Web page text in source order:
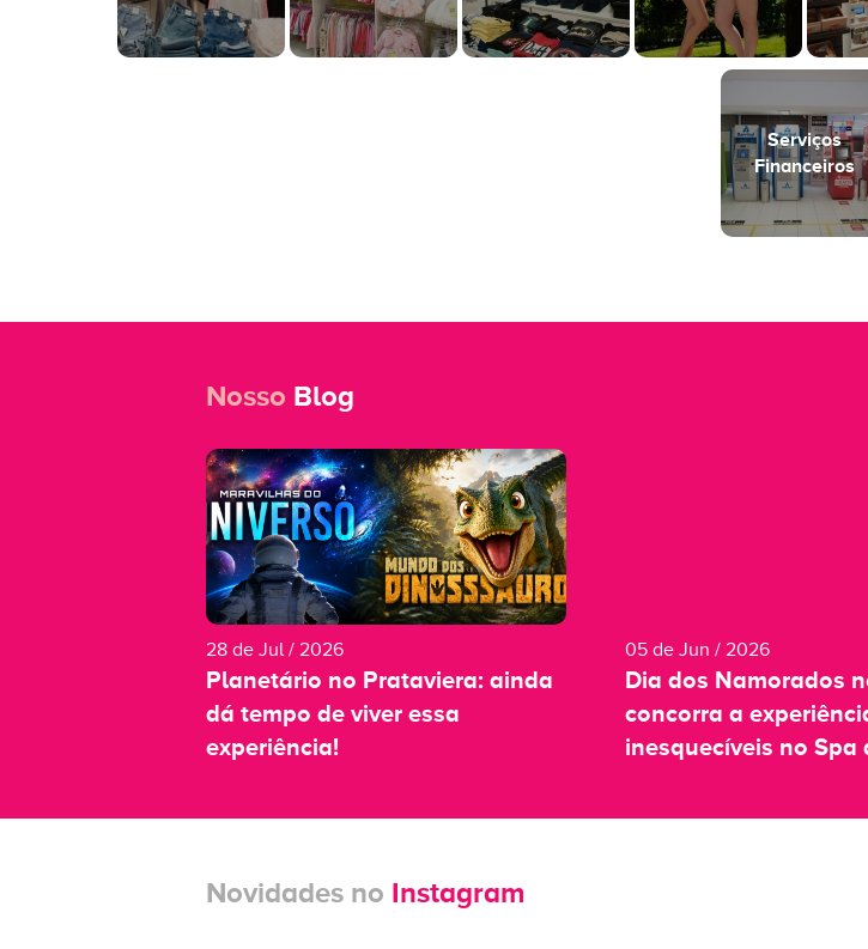
Serviços
Financeiros
Nosso Blog
28 de Jul / 2026
Planetário no Prataviera: ainda
dá tempo de viver essa
experiência!
05 de Jun / 2026
Dia dos Namorados
concorra a
inesquecíveis no Spa
Novidades no Instagram